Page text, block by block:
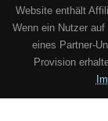
Website enthält
Wenn ein Nutzer
eines Partner-
Provision